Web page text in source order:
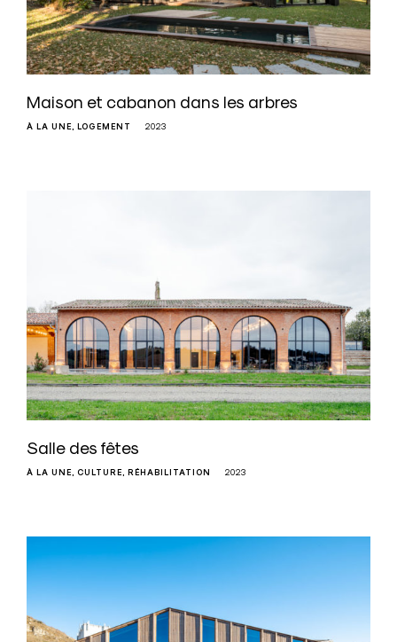
Maison et cabanon dans les arbres
À LA UNE LOGEMENT 2023
Salle des fêtes
À LA UNE CULTURE RÉHABILITATION 2023